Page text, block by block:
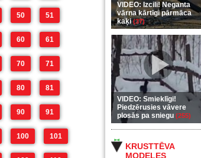
VIDEO: Izcili! Neganta
vārna kārtīgi pārmāca
kaķi(37)
VIDEO: Smieklīgi!
Piedzērusies vāvere
plosās pa sniegu (255)
KRUSTTĒVA
MODELES
50 51
60 61
70 71
80 81
90 91
100 101